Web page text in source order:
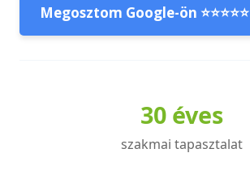
Megosztom Google-ön ⭐⭐⭐⭐⭐
30 éves
szakmai tapasztalat